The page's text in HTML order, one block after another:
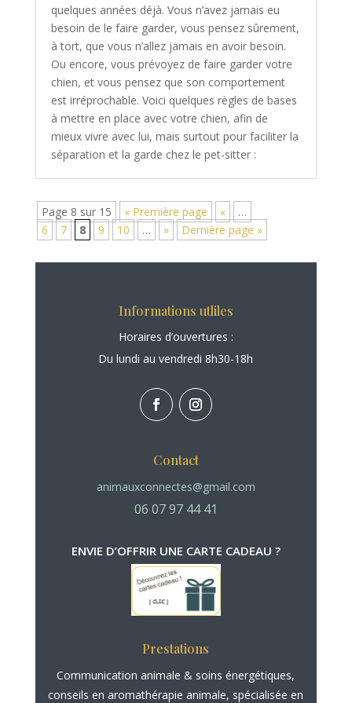
quelques années déjà. Vous n’avez jamais eu
besoin de le faire garder, vous pensez sûrement,
à tort, que vous n’allez jamais en avoir besoin.
Ou encore, vous prévoyez de faire garder votre
chien, et vous pensez que son comportement
est irréprochable. Voici quelques règles de bases
à mettre en place avec votre chien, afin de
mieux vivre avec lui, mais surtout pour faciliter la
séparation et la garde chez le pet-sitter :
Page 8 sur 15 « Première page «
…
6
7 8 9 10 … » Dernière page »
Informations utliles
Horaires d’ouvertures :
Du lundi au vendredi 8h30-18h
Contact
animauxconnectes@gmail.com
06 07 97 44 41
ENVIE D’OFFRIR UNE CARTE CADEAU ?
Prestations
Communication animale & soins énergétiques,
conseils enaromathérapie animale, spécialisée en